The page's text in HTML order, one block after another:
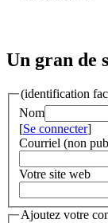
Un gran de
(identification
Nom
[Se connecter]
Courriel (non
Votre site web
Ajoutez votre